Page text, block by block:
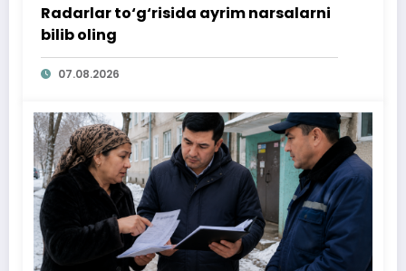
Radarlar to‘g‘risida ayrim narsalarni
bilib oling
07.08.2026